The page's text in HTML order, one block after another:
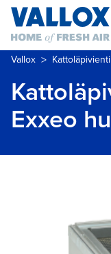
Vallox >
Exxeo